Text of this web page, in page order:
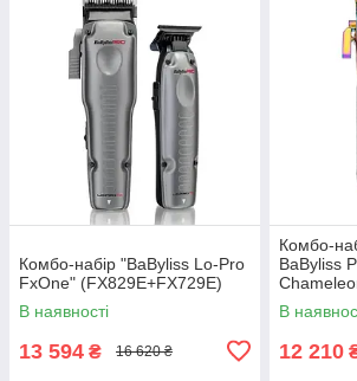
Комбо-набір "BaByliss Lo-Pro
FxOne" (FX829E+FX729E)
В наявності
13 594 ₴ 16 620 ₴
Комбо-
BaByliss
В
12 210